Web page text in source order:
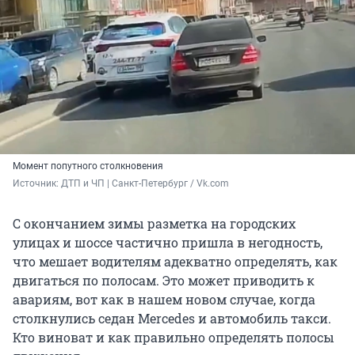
Момент попутного столкновения
Источник: ДТП и ЧП | Санкт-Петербург / Vk.com
С окончанием зимы разметка на городских
улицах и шоссе частично пришла в негодность,
что мешает водителям адекватно определять, как
двигаться по полосам. Это может приводить к
авариям, вот как в нашем новом случае, когда
столкнулись седан Mercedes и автомобиль такси.
Кто виноват и как правильно определять полосы